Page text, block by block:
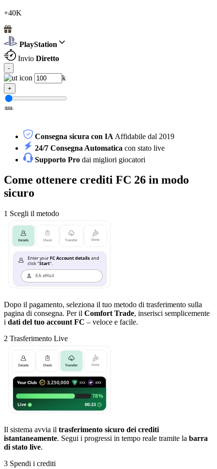
+40K
PlayStation
Invio Diretto
-
k
+
100k
1M
2M
3M
4M
5M
Consegna sicura con IA Affidabile dal 2019
24/7 Consegna Automatica con stato live
Supporto Pro dai migliori giocatori
Come ottenere crediti FC 26 in modo
sicuro
1 Scegli il metodo
Dopo il pagamento, seleziona il tuo metodo di trasferimento sulla
pagina di consegna. Per il Comfort Trade, inserisci semplicemente
i dati del tuo account FC – veloce e facile.
2 Trasferimento Live
Il sistema avvia il trasferimento sicuro dei crediti
istantaneamente. Segui i progressi in tempo reale tramite la barra
di stato live.
3 Spendi i crediti